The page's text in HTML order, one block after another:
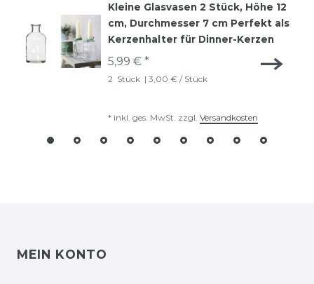
Kleine Glasvasen 2 Stück, Höhe 12
cm, Durchmesser 7 cm Perfekt als
Kerzenhalter für Dinner-Kerzen
5,99 € *
2 Stück | 3,00 € / Stück
* inkl. ges. MwSt. zzgl. Versandkosten
MEIN KONTO